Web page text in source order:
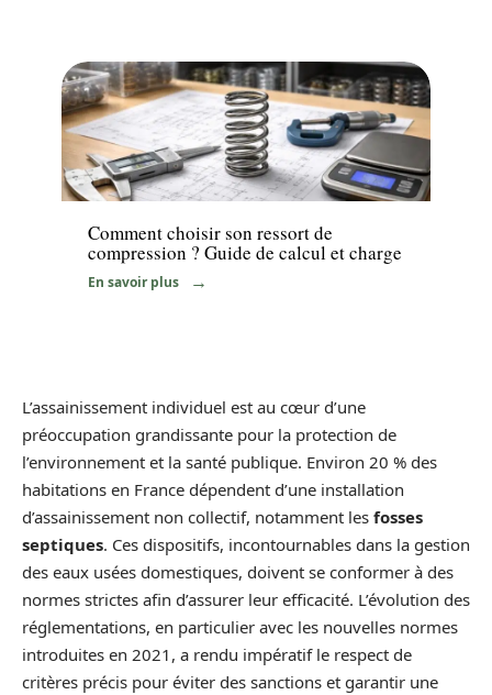
Equipement
Comment choisir son ressort de
compression ? Guide de calcul et charge
En savoir plus
L’assainissement individuel est au cœur d’une
préoccupation grandissante pour la protection de
l’environnement et la santé publique. Environ 20 % des
habitations en France dépendent d’une installation
d’assainissement non collectif, notamment les fosses
septiques. Ces dispositifs, incontournables dans la gestion
des eaux usées domestiques, doivent se conformer à des
normes strictes afin d’assurer leur efficacité. L’évolution des
réglementations, en particulier avec les nouvelles normes
introduites en 2021, a rendu impératif le respect de
critères précis pour éviter des sanctions et garantir une